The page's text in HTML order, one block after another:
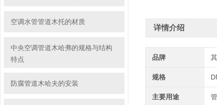
空调水管管道木托的材质
中央空调管道木哈弗的规格与结构
特点
防腐管道木哈夫的安装
详情介绍
品牌
规格
主要用途